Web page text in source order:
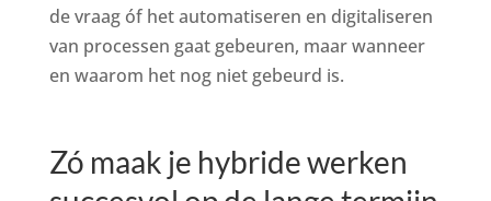
de vraag óf het automatiseren en digitaliseren
van processen gaat gebeuren, maar wanneer
en waarom het nog niet gebeurd is.
Zó maak je hybride werken